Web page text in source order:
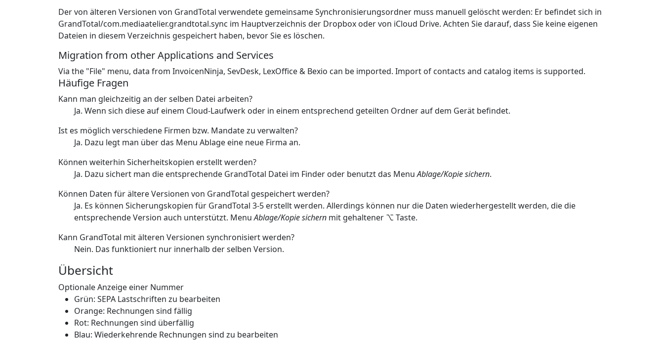
Der von älteren Versionen von GrandTotal verwendete gemeinsame Synchronisierungsordner muss manuell gelöscht werden: Er befindet sich in
GrandTotal/com.mediaatelier.grandtotal.sync im Hauptverzeichnis der Dropbox oder von iCloud Drive. Achten Sie darauf, dass Sie keine eigenen
Dateien in diesem Verzeichnis gespeichert haben, bevor Sie es löschen.
Migration from other Applications and Services
Via the "File" menu, data from InvoicenNinja, SevDesk, LexOffice & Bexio can be imported. Import of contacts and catalog items is supported.
Häufige Fragen
Kann man gleichzeitig an der selben Datei arbeiten?
Ja. Wenn sich diese auf einem Cloud-Laufwerk oder in einem entsprechend geteilten Ordner auf dem Gerät befindet.
Ist es möglich verschiedene Firmen bzw. Mandate zu verwalten?
Ja. Dazu legt man über das Menu Ablage eine neue Firma an.
Können weiterhin Sicherheitskopien erstellt werden?
Ja. Dazu sichert man die entsprechende GrandTotal Datei im Finder oder benutzt das MenuAblage/Kopie sichern.
Können Daten für ältere Versionen von GrandTotal gespeichert werden?
Ja. Es können Sicherungskopien für GrandTotal 3-5 erstellt werden. Allerdings können nur die Daten wiederhergestellt werden, die die
entsprechende Version auch unterstützt. MenuAblage/Kopie sichern mit gehaltener ⌥ Taste.
Kann GrandTotal mit älteren Versionen synchronisiert werden?
Nein. Das funktioniert nur innerhalb der selben Version.
Übersicht
Optionale Anzeige einer Nummer
Grün: SEPA Lastschriften zu bearbeiten
Orange: Rechnungen sind fällig
Rot: Rechnungen sind überfällig
Blau: Wiederkehrende Rechnungen sind zu bearbeiten